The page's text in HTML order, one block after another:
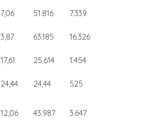
7,06 51.816
7.339
3,87 63.185
16.326
17,61 25.614
1.454
24,44 24,44
525
12,06 43.987 3.647